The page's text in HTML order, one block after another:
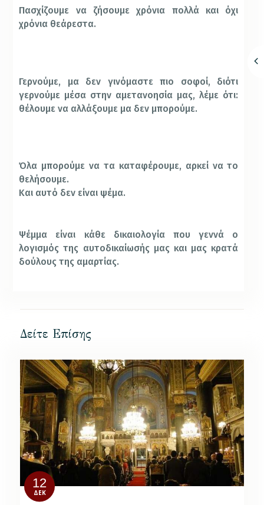
Πασχίζουμε να ζήσουμε χρόνια πολλά και όχι
χρόνια θεάρεστα.
Γερνούμε, μα δεν γινόμαστε πιο σοφοί, διότι
γερνούμε μέσα στην αμετανοησία μας, λέμε ότι:
θέλουμε να αλλάξουμε μα δεν μπορούμε.
Όλα μπορούμε να τα καταφέρουμε, αρκεί να το
θελήσουμε.
Και αυτό δεν είναι ψέμα.
Ψέμμα είναι κάθε δικαιολογία που γεννά ο
λογισμός της αυτοδικαίωσής μας και μας κρατά
δούλους της αμαρτίας.
Δείτε Επίσης
12
ΔΕΚ